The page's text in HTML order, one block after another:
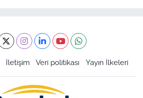
İletişim Veri politikası Yayın İlkeleri